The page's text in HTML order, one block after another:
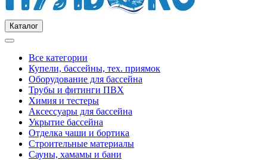
Каталог
Все категории
Купели, бассейны, тех. приямок
Оборудование для бассейна
Трубы и фитинги ПВХ
Химия и тестеры
Аксессуары для бассейна
Укрытие бассейна
Отделка чаши и бортика
Строительные материалы
Сауны, хамамы и бани